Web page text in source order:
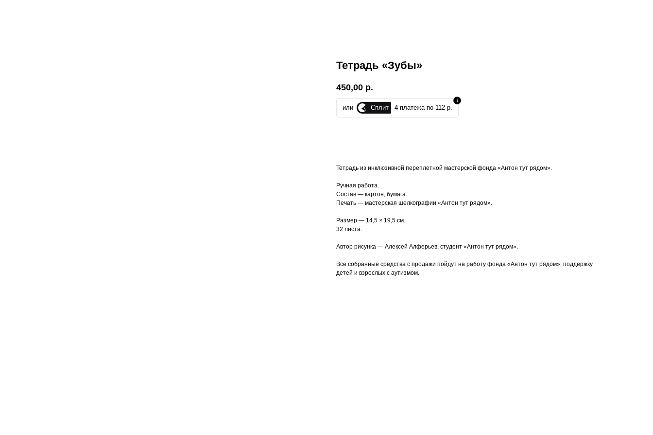
Тетрадь «Зубы»
450,00 р.
или Сплит 4 платежа по 112 р.
Тетрадь из инклюзивной переплетной мастерской фонда «Антон тут рядом».
Ручная работа.
Состав — картон, бумага.
Печать — мастерская шелкографии «Антон тут рядом».
Размер — 14,5 × 19,5 см.
32 листа.
Автор рисунка — Алексей Алферьев, студент «Антон тут рядом».
Все собранные средства с продажи пойдут на работу фонда «Антон тут рядом», поддержку
детей и взрослых с аутизмом.